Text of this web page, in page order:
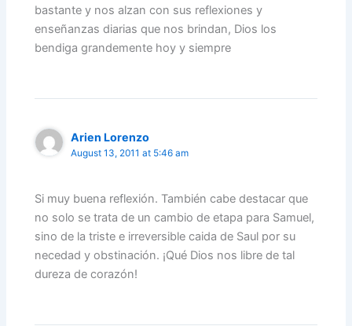
bastante y nos alzan con sus reflexiones y
enseñanzas diarias que nos brindan, Dios los
bendiga grandemente hoy y siempre
Arien Lorenzo
August 13, 2011 at 5:46 am
Si muy buena reflexión. También cabe destacar que
no solo se trata de un cambio de etapa para Samuel,
sino de la triste e irreversible caida de Saul por su
necedad y obstinación. ¡Qué Dios nos libre de tal
dureza de corazón!